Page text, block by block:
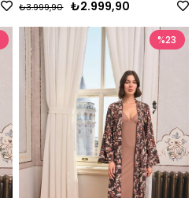
₺2.999,90
₺3.999,90
%23